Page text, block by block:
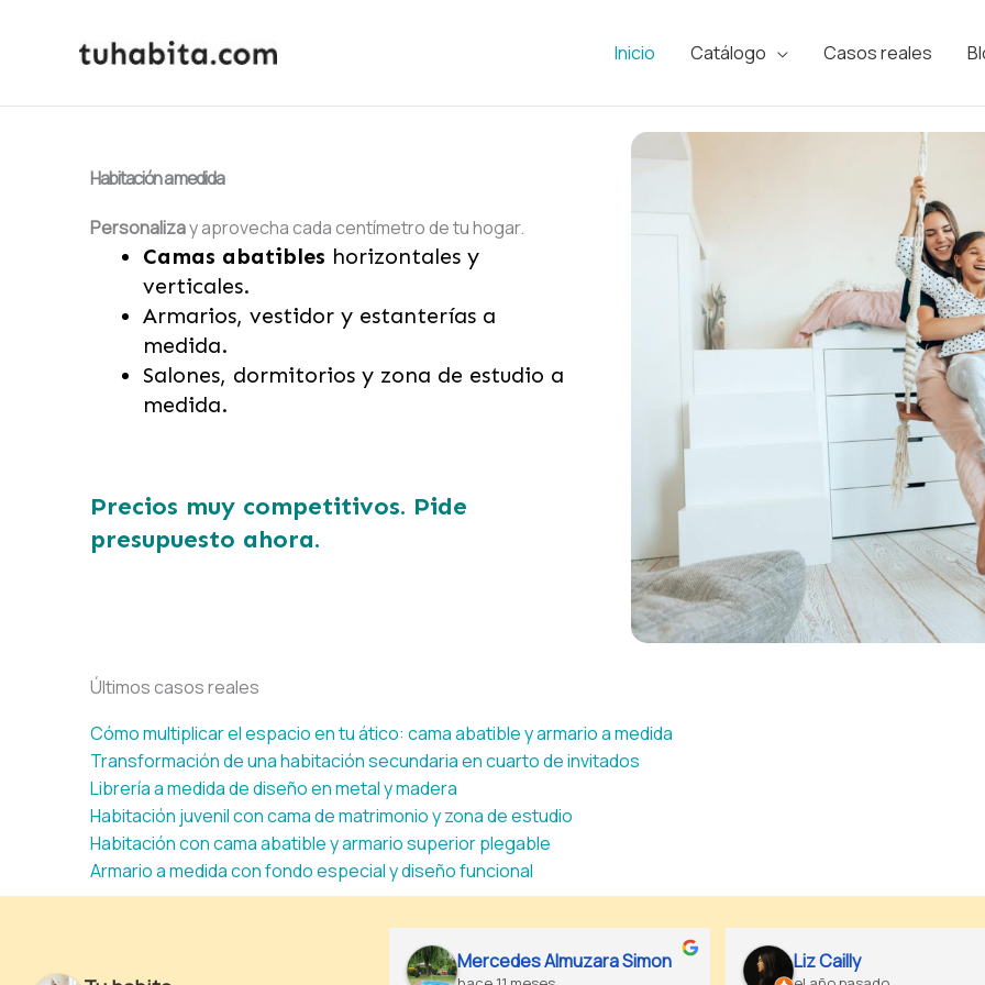
Inicio Catálogo Casos reales
Habitación a medida
Personalizay aprovecha cada centímetro de tu hogar.
Camas abatibles horizontales y
verticales.
Armarios, vestidor y estanterías a
medida.
Salones, dormitorios y zona de estudio a
medida.
Precios muy competitivos. Pide
presupuesto ahora.
Últimos casos reales
Cómo multiplicar el espacio en tu ático: cama abatible y armario a medida
Transformación de una habitación secundaria en cuarto de invitados
Librería a medida de diseño en metal y madera
Habitación juvenil con cama de matrimonio y zona de estudio
Habitación con cama abatible y armario superior plegable
Armario a medida con fondo especial y diseño funcional
Pauline Vermeulen Tomas